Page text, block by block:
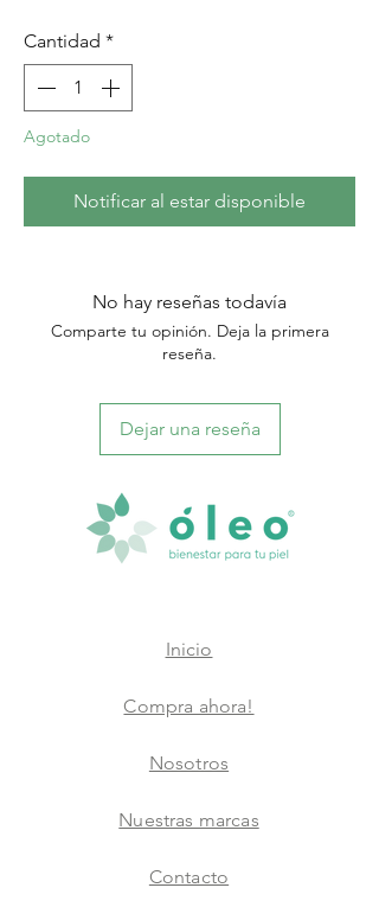
Cantidad *
Agotado
Notificar al estar disponible
No hay reseñas todavía
Comparte tu opinión. Deja la primera
reseña.
Dejar una reseña
Inicio
Compra ahora!
Nosotros
Nuestras marcas
Contacto